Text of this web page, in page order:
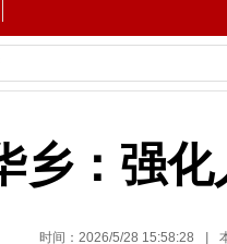
乡：强
时间：2026/5/28 15:58:28